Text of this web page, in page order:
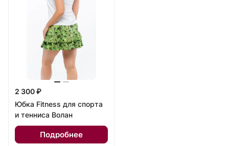
2 300 ₽
Юбка Fitness для спорта
и тенниса Волан
Подробнее